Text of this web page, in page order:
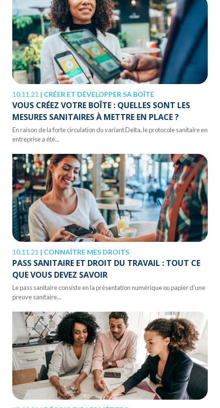
10.11.21 | CRÉER ET DÉVELOPPER SA BOÎTE
VOUS CRÉEZ VOTRE BOÎTE : QUELLES SONT LES
MESURES SANITAIRES À METTRE EN PLACE ?
En raison de la forte circulation du variant Delta, le protocole sanitaire en
entreprise a été...
10.11.21 | CONNAÎTRE MES DROITS
PASS SANITAIRE ET DROIT DU TRAVAIL : TOUT CE
QUE VOUS DEVEZ SAVOIR
Le pass sanitaire consiste en la présentation numérique ou papier d’une
preuve sanitaire...